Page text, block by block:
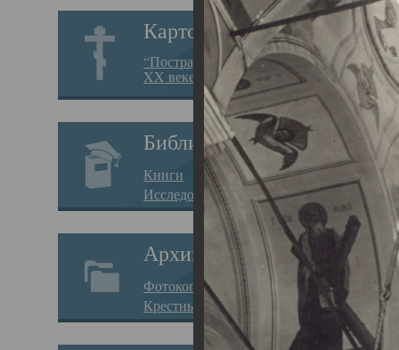
Картотека
“Пострадавшие за веру в
XX веке на Севере”
Библиотека
Книги
Исследования
Архив
Фотокопии дел
Крестные ходы